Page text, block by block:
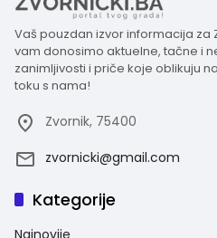
Vaš pouzdan izvor informacija za
vam donosimo aktuelne, tačne i
zanimljivosti i priče koje oblikuju
toku s nama!
Zvornik, 75400
zvornicki@gmail.com
Kategorije